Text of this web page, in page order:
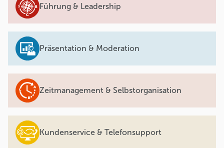
Führung & Leadership
Präsentation & Moderation
Zeitmanagement & Selbstorganisation
Kundenservice & Telefonsupport